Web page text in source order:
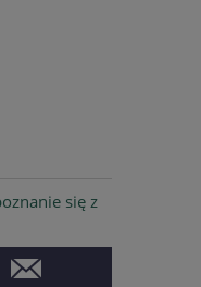
się z